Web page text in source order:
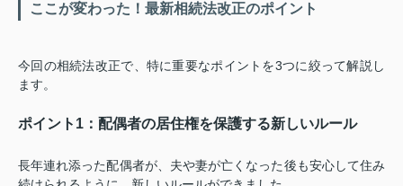
ここが変わった！最新相続法改正のポイント
今回の相続法改正で、特に重要なポイントを3つに絞って解説し
ます。
ポイント1：配偶者の居住権を保護する新しいルール
長年連れ添った配偶者が、夫や妻が亡くなった後も安心して住み